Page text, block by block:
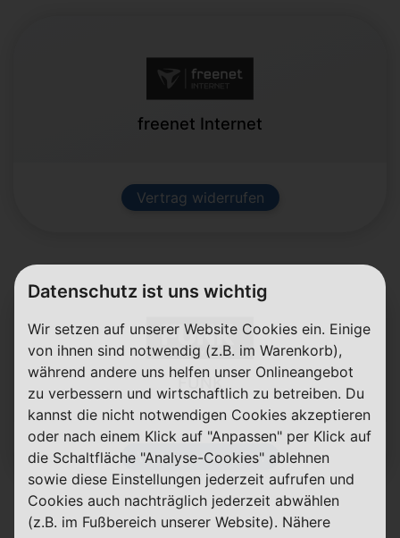
freenet Internet
Vertrag widerrufen
FUNK
Vertrag widerrufen
Datenschutz ist uns wichtig
Wir setzen auf unserer Website Cookies ein. Einige
von ihnen sind notwendig (z.B. im Warenkorb),
während andere uns helfen unser Onlineangebot
zu verbessern und wirtschaftlich zu betreiben. Du
kannst die nicht notwendigen Cookies akzeptieren
oder nach einem Klick auf "Anpassen" per Klick auf
die Schaltfläche "Analyse-Cookies" ablehnen
sowie diese Einstellungen jederzeit aufrufen und
Cookies auch nachträglich jederzeit abwählen
(z.B. im Fußbereich unserer Website). Nähere